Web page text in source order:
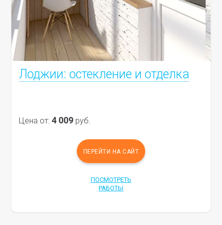
Лоджии: остекление и отделка
Цена от:4 009 руб.
ПЕРЕЙТИ НА САЙТ
ПОСМОТРЕТЬ
РАБОТЫ